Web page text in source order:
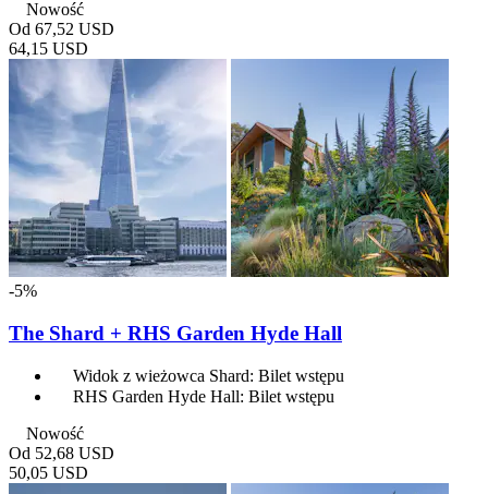
Nowość
Od 67,52 USD
64,15 USD
-5%
The Shard + RHS Garden Hyde Hall
Widok z wieżowca Shard: Bilet wstępu
RHS Garden Hyde Hall: Bilet wstępu
Nowość
Od 52,68 USD
50,05 USD